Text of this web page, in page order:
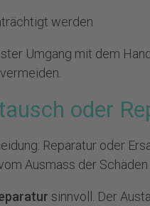
werden
Umgang mit dem
oder
Reparatur oder
Ausmass der Schäden
sinnvoll. Der